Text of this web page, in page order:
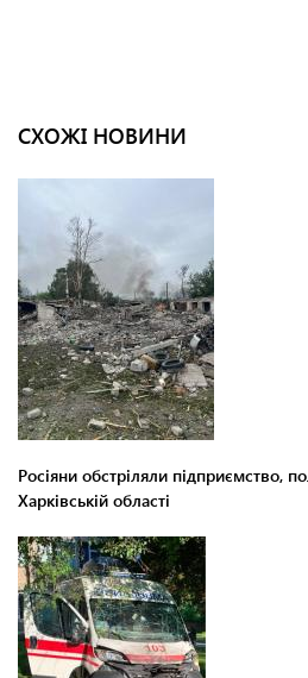
СХОЖІ НОВИНИ
Росіяни обстріляли підприємство,
Харківській області